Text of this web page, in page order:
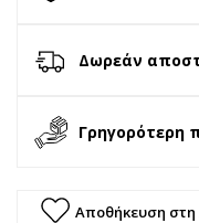
Δωρεάν
Γρηγορότερη
Αποθήκευση στη